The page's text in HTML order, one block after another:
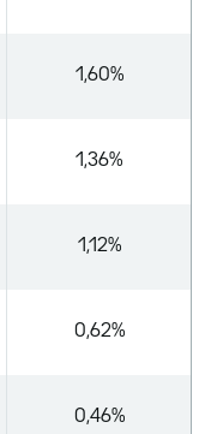
1,60%
1,36%
1,12%
0,62%
0,46%